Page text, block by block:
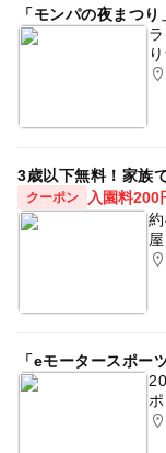
「モンパの夜まつ
3歳以下無料！家族
クーポン
入園料200
「eモータースポー